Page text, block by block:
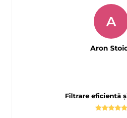
Filtrare eficientă
A
Aron